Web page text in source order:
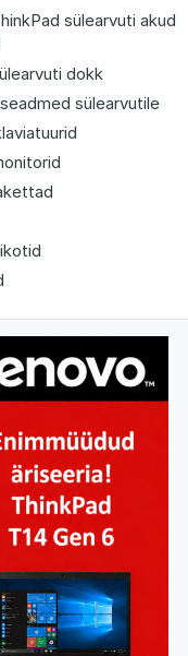
sülearvuti akud
dokk
sülearvutile